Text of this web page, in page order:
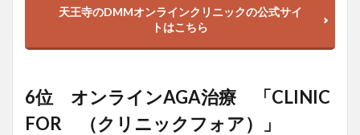
天王寺のDMMオンラインクリニックの公式サイ
トはこちら
6位 オンラインAGA治療 「CLINIC
FOR （クリニックフォア）」